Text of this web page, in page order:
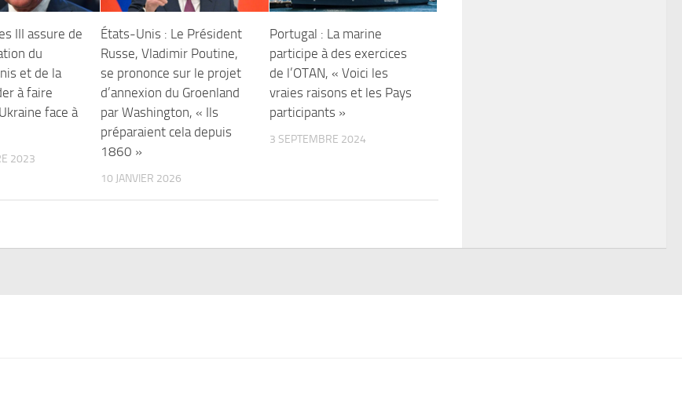
III assure de
du
et de la
à faire
face à
2023
États-Unis : Le Président
Russe, Vladimir Poutine,
se prononce sur le projet
d’annexion du Groenland
par Washington, « Ils
préparaient cela depuis
1860 »
10 JANVIER 2026
Portugal : La marine
participe à des exercices
de l’OTAN, « Voici les
vraies raisons et les Pays
participants »
3 SEPTEMBRE 2024